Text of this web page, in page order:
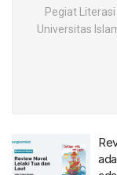
Pegiat
Universitas